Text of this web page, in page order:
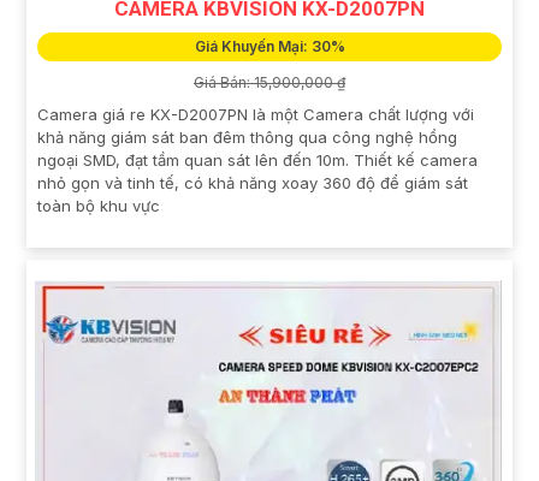
CAMERA KBVISION KX-D2007PN
Giá Khuyến Mại: 30%
Giá Bán: 15,900,000 ₫
Camera giá re KX-D2007PN là một Camera chất lượng với
khả năng giám sát ban đêm thông qua công nghệ hồng
ngoại SMD, đạt tầm quan sát lên đến 10m. Thiết kế camera
nhỏ gọn và tinh tế, có khả năng xoay 360 độ để giám sát
toàn bộ khu vực